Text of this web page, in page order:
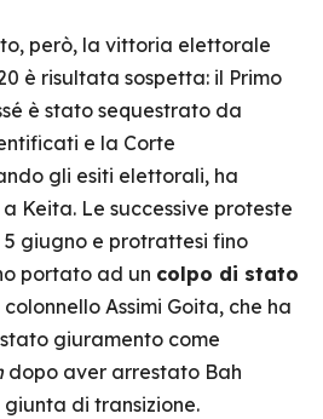
però, la vittoria elettorale
è risultata sospetta: il Primo
è stato sequestrato da
e la Corte
gli esiti elettorali, ha
Keita. Le successive proteste
giugno e protrattesi fino
portato ad un colpo di stato
Assimi Goita, che ha
giuramento come
dopo aver arrestato Bah
di transizione.